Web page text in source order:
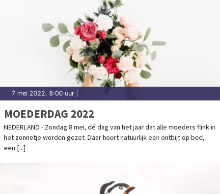
7 mei 2022, 8:00 uur
MOEDERDAG 2022
NEDERLAND - Zondag 8 mei, dé dag van het jaar dat alle moeders flink in
het zonnetje worden gezet. Daar hoort natuurlijk een ontbijt op bed,
een [...]